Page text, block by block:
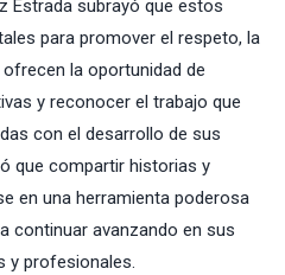
Estrada subrayó que estos
para promover el respeto, la
la oportunidad de
y reconocer el trabajo que
con el desarrollo de sus
que compartir historias y
en una herramienta poderosa
continuar avanzando en sus
y profesionales.